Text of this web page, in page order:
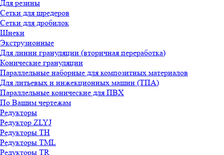
Для резины
Сетки для шредеров
Сетки для дробилок
Шнеки
Экструзионные
Для линии грануляции (вторичная переработка)
Конические грануляции
Параллельные наборные для композитных материалов
Для литьевых и инжекционных машин (ТПА)
Параллельные конические для ПВХ
По Вашим чертежам
Редукторы
Редуктор ZLYJ
Редукторы TH
Редукторы TML
Редукторы TR